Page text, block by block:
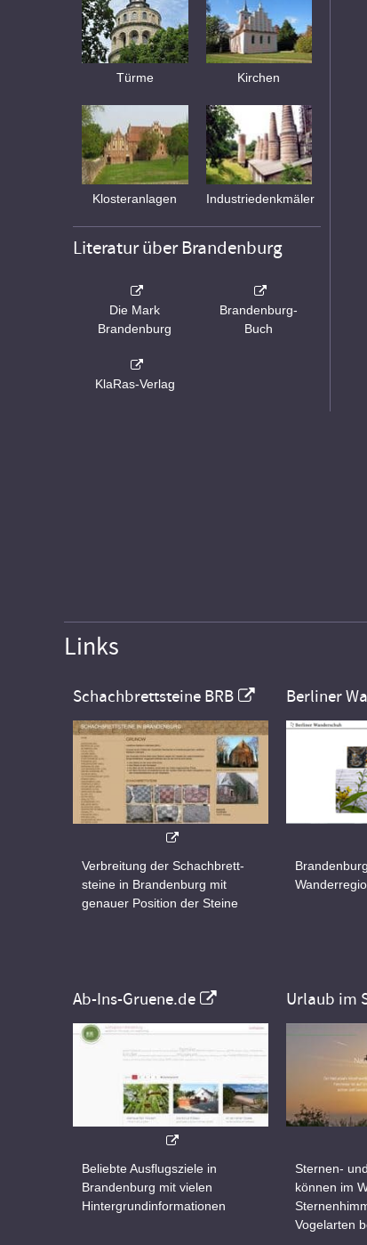
Türme Kirchen
Klosteranlagen Industriedenkmäler
Literatur über Brandenburg
Die Mark
Brandenburg
Brandenburg-
Buch
KlaRas-Verlag
Links
Schachbrettsteine BRB
Verbreitung der Schachbrett-
steine in Brandenburg mit
genauer Position der Steine
Berliner
Ab-Ins-Gruene.de
Beliebte Ausflugsziele in
Brandenburg mit vielen
Hintergrundinformationen
Urlaub im
Sternen-
können im
Vogelarten